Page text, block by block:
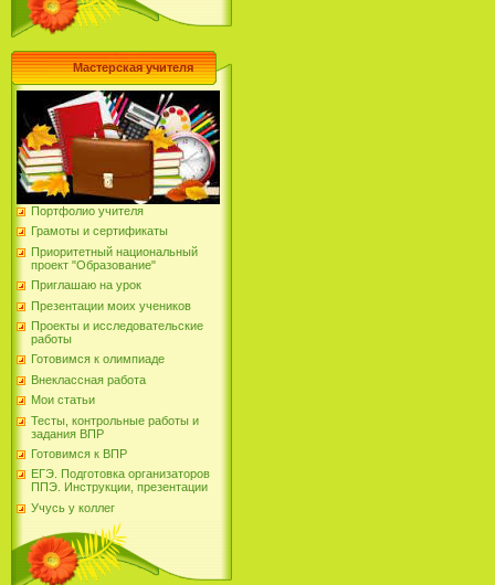
Мастерская учителя
Портфолио учителя
Грамоты и сертификаты
Приоритетный национальный
проект "Образование"
Приглашаю на урок
Презентации моих учеников
Проекты и исследовательские
работы
Готовимся к олимпиаде
Внеклассная работа
Мои статьи
Тесты, контрольные работы и
задания ВПР
Готовимся к ВПР
ЕГЭ. Подготовка организаторов
ППЭ. Инструкции, презентации
Учусь у коллег